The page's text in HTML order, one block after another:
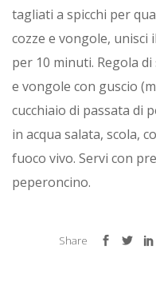
tagliati a spicchi per
cozze e vongole, unisci
per 10 minuti. Regola
e vongole con guscio
cucchiaio di passata di
in acqua salata, scola,
fuoco vivo. Servi con
peperoncino.
Share